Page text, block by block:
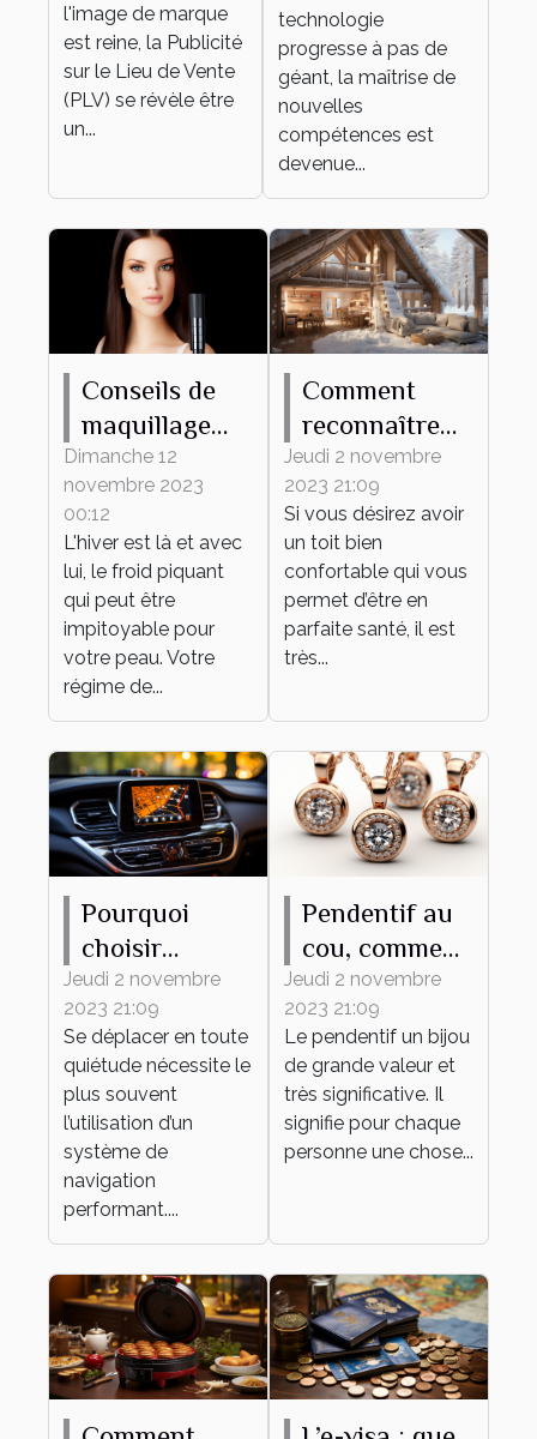
l'image de marque
est reine, la Publicité
sur le Lieu de Vente
(PLV) se révèle être
un...
développement
personnel et
professionnel
technologie
progresse à pas de
géant, la maîtrise de
nouvelles
compétences est
devenue...
Conseils de
maquillage
pour protéger
votre peau du
froid hivernal
Dimanche 12
novembre 2023
00:12
L'hiver est là et avec
lui, le froid piquant
qui peut être
impitoyable pour
votre peau. Votre
régime de...
Comment
reconnaître
une maison
mal isolée ?
Jeudi 2 novembre
2023 21:09
Si vous désirez avoir
un toit bien
confortable qui vous
permet d’être en
parfaite santé, il est
très...
Pourquoi
choisir
MAPPY
comme
système de
navigation ?
Jeudi 2 novembre
2023 21:09
Se déplacer en toute
quiétude nécessite le
plus souvent
l’utilisation d’un
système de
navigation
performant....
Pendentif au
cou, comment
bien en
choisir ?
Jeudi 2 novembre
2023 21:09
Le pendentif un bijou
de grande valeur et
très significative. Il
signifie pour chaque
personne une chose...